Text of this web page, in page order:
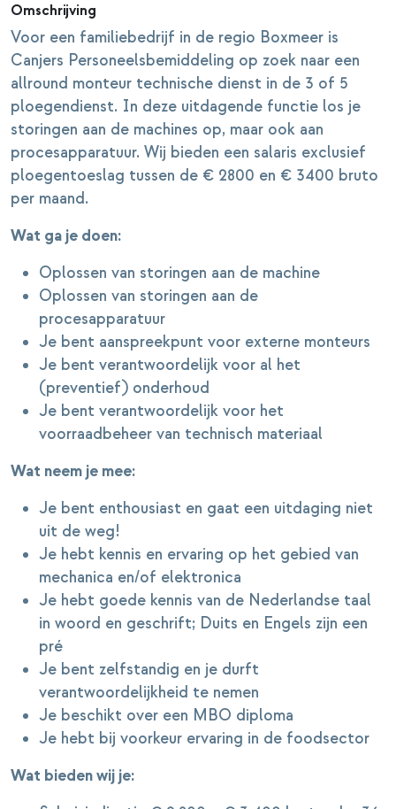
Omschrijving
Voor een familiebedrijf in de regio Boxmeer is
Canjers Personeelsbemiddeling op zoek naar een
allround monteur technische dienst in de 3 of 5
ploegendienst. In deze uitdagende functie los je
storingen aan de machines op, maar ook aan
procesapparatuur. Wij bieden een salaris exclusief
ploegentoeslag tussen de € 2800 en € 3400 bruto
per maand.
Wat ga je doen:
Oplossen van storingen aan de machine
Oplossen van storingen aan de
procesapparatuur
Je bent aanspreekpunt voor externe monteurs
Je bent verantwoordelijk voor al het
(preventief) onderhoud
Je bent verantwoordelijk voor het
voorraadbeheer van technisch materiaal
Wat neem je mee:
Je bent enthousiast en gaat een uitdaging niet
uit de weg!
Je hebt kennis en ervaring op het gebied van
mechanica en/of elektronica
Je hebt goede kennis van de Nederlandse taal
in woord en geschrift; Duits en Engels zijn een
pré
Je bent zelfstandig en je durft
verantwoordelijkheid te nemen
Je beschikt over een MBO diploma
Je hebt bij voorkeur ervaring in de foodsector
Wat bieden wij je: